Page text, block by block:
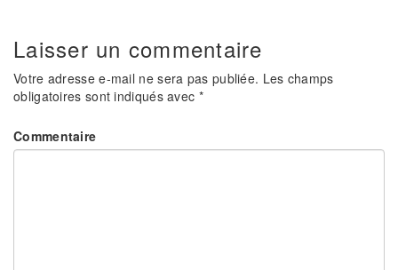
Laisser un commentaire
Votre adresse e-mail ne sera pas publiée. Les champs
obligatoires sont indiqués avec *
Commentaire